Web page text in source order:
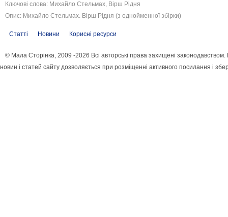
Ключові слова: Михайло Стельмах, Вірш Рідня
Опис: Михайло Стельмах. Вірш Рідня (з однойменної збірки)
Статті Новини Корисні ресурси
© Мала Сторінка, 2009 -2026 Всі авторські права захищені
новин і статей сайту дозволяється при розміщенні активного посилання і